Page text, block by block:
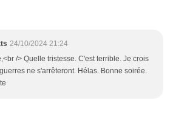
24/10/2024 21:24
/> Quelle tristesse. C'est terrible. Je crois
ne s'arrêteront. Hélas. Bonne soirée.